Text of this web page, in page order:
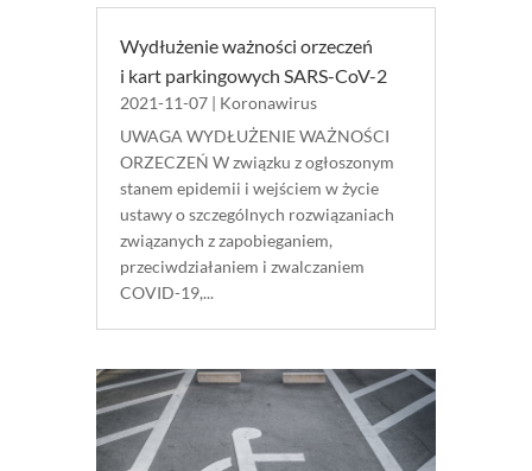
Wydłużenie ważności orzeczeń
i kart parkingowych SARS-CoV-2
2021-11-07| Koronawirus
UWAGA WYDŁUŻENIE WAŻNOŚCI
ORZECZEŃ W związku z ogłoszonym
stanem epidemii i wejściem w życie
ustawy o szczególnych rozwiązaniach
związanych z zapobieganiem,
przeciwdziałaniem i zwalczaniem
COVID-19,...